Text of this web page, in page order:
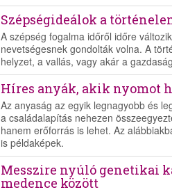
Szépségideálok a
A szépség fogalma időről időre
nevetségesnek gondolták volna. A
helyzet, a vallás, vagy akár a
Híres anyák, akik nyomot
Az anyaság az egyik legnagyobb és
a családalapítás nehezen
hanem erőforrás is lehet. Az
is példaképek.
Messzire nyúló genetikai
medence között